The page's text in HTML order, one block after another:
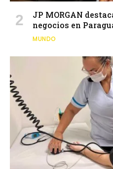
JP MORGAN
negocios en
MUNDO